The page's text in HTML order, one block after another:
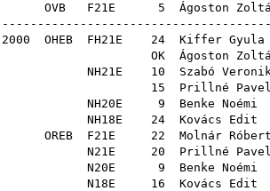
OVB F21E 5 Ágoston
2000 OHEB FH21E 24
Kiffer Gyula
OK
Ágoston
NH21E 10
Szabó
15
Prillné
NH20E 9
Benke Noémi
NH18E 24
Kovács Edit
OREB F21E 22
Molnár Róbert
N21E 20
Prillné
N20E 9
Benke Noémi
N18E 16
Kovács Edit